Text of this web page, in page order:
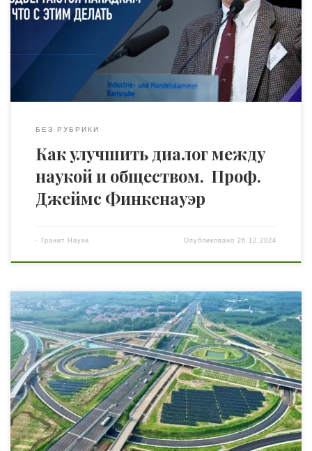
рассказывает о многогранных препятствиях, с
которыми сталкиваются ученые и исследователи, когда
они бросают вызов укоренившимся интересам и
пытаются преодолеть пробелы в понимании. От
ограничений финансирования и непонимания со […]
БЕЗ РУБРИКИ
Как улучшить диалог между
наукой и обществом. Проф.
Джеймс Финкенауэр
- Гранит Науки Опубликовано 26.12.2024
Первая в Китае автомагистраль с нулевым выбросом
углерода — шоссе Цзинань-Хэфэй протяженностью 152,7
км — открылась для движения. Она оснащена
системами возобновляемой энергии, передовыми
технологиями отслеживания и элементами дизайна,
направленными на сокращение чистых выбросов
углерода на 9000 тонн в год. Об этом пишет pv-magazine
Проект реализовала компания Shandong Hi-Speed Group
[…]